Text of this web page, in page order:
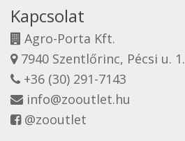
Kapcsolat
Agro-Porta Kft.
7940 Szentlőrinc, Pécsi u. 1.
+36 (30) 291-7143
info@zooutlet.hu
@zooutlet